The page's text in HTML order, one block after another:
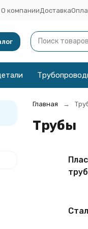
О компании Доставка
Главная
Трубы